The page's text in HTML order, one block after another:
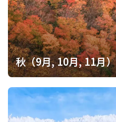
秋（9月, 10月, 11月）